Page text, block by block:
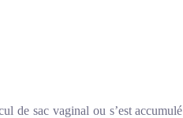
de sac vaginal ou s’est